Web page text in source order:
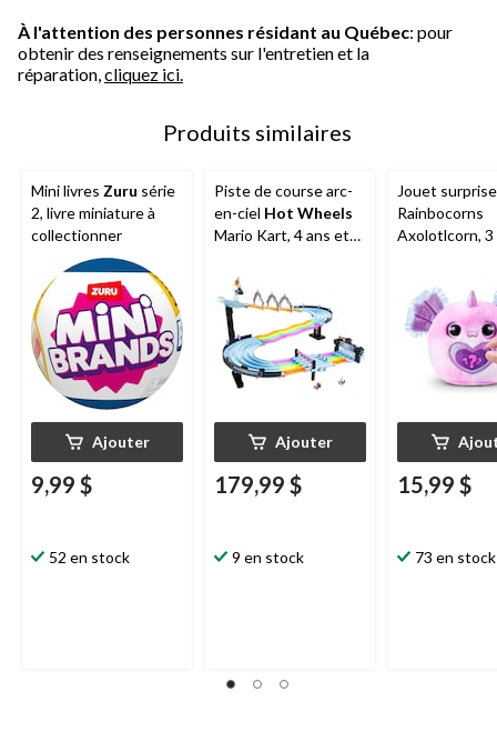
À l'attention des personnes résidant au Québec: pour
obtenir des renseignements sur l'entretien et la
réparation,cliquez ici.
Produits similaires
Mini livres Zuru série
2, livre miniature à
collectionner
Ajouter
9,99 $
52 en stock
Piste de course arc-
en-ciel Hot Wheels
Mario Kart, 4 ans et
Ajouter
179,99 $
9 en stock
Jouet
Rainbocorns
Axolotlcorn, 3
15,99 $
73 en stock